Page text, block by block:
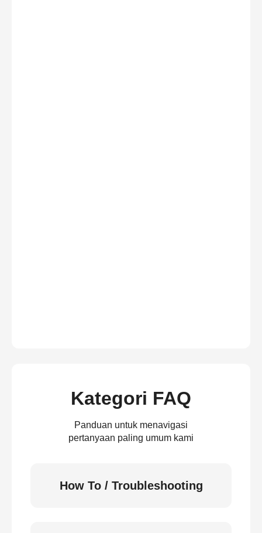
Kategori FAQ
Panduan untuk menavigasi
pertanyaan paling umum kami
How To / Troubleshooting